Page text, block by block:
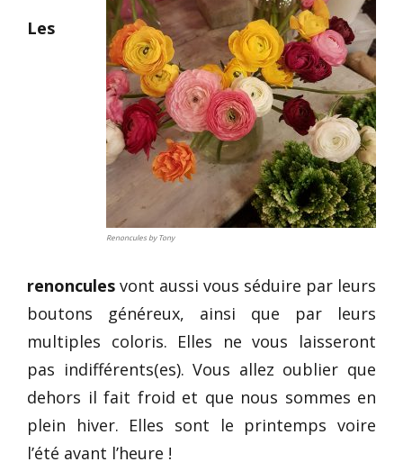
Renoncules by Tony
Les
renoncules vont aussi vous séduire par leurs
boutons généreux, ainsi que par leurs
multiples coloris. Elles ne vous laisseront
pas indifférents(es). Vous allez oublier que
dehors il fait froid et que nous sommes en
plein hiver. Elles sont le printemps voire
l’été avant l’heure !